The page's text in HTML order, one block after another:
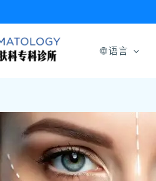
🌐 语言